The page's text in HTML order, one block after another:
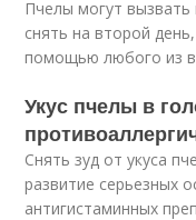
Пчелы могут
снять на второй
помощью любого из
Укус пчелы в
Снять зуд от укуса
развитие серьезных
антигистаминных